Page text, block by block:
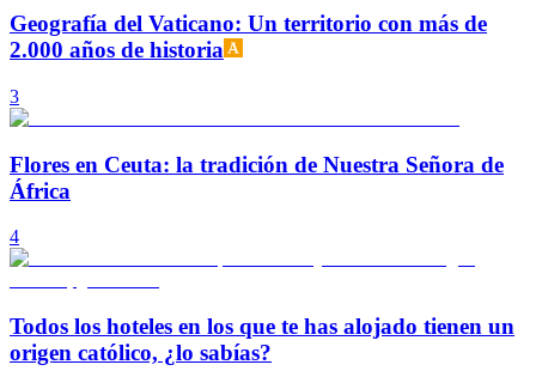
Geografía del Vaticano: Un territorio con más de
2.000 años de historia
3
Flores en Ceuta: la tradición de Nuestra Señora de
África
4
Todos los hoteles en los que te has alojado tienen un
origen católico, ¿lo sabías?